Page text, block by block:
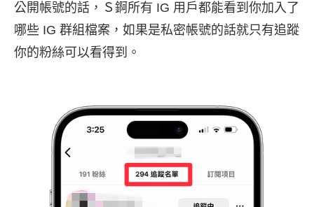
公開帳號的話，Ｓ錒所有 IG 用戶都能看到你加入了
哪些 IG 群組檔案，如果是私密帳號的話就只有追蹤
你的粉絲可以看得到。